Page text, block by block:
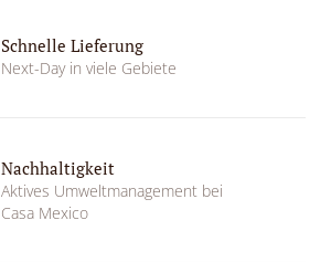
Schnelle Lieferung
Next-Day in viele Gebiete
Nachhaltigkeit
Aktives Umweltmanagement bei
Casa Mexico